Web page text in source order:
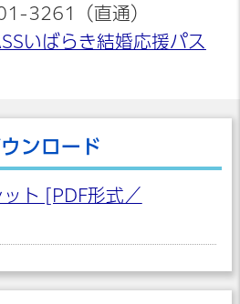
3261（直通）
いばらき結婚応援パス
ンロード
ト [PDF形式／